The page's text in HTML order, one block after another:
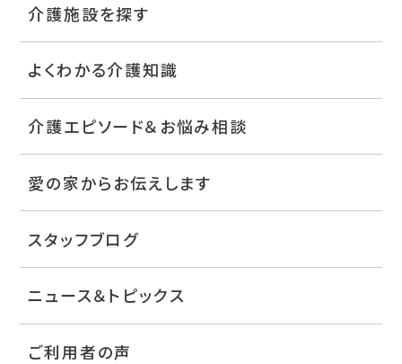
介護施設を探す
よくわかる介護知識
介護エピソード＆お悩み相談
愛の家からお伝えします
スタッフブログ
ニュース＆トピックス
ご利用者の声